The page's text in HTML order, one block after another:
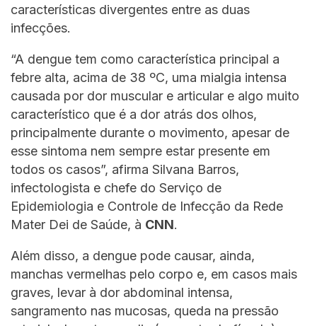
características divergentes entre as duas
infecções.
“A dengue tem como característica principal a
febre alta, acima de 38 ºC, uma mialgia intensa
causada por dor muscular e articular e algo muito
característico que é a dor atrás dos olhos,
principalmente durante o movimento, apesar de
esse sintoma nem sempre estar presente em
todos os casos”, afirma Silvana Barros,
infectologista e chefe do Serviço de
Epidemiologia e Controle de Infecção da Rede
Mater Dei de Saúde, à CNN.
Além disso, a dengue pode causar, ainda,
manchas vermelhas pelo corpo e, em casos mais
graves, levar à dor abdominal intensa,
sangramento nas mucosas, queda na pressão